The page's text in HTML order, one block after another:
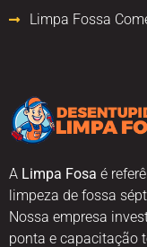
A Limpa Fosa é
limpeza de fossa
Nossa empresa
ponta e capacitação
Limpa Fossa